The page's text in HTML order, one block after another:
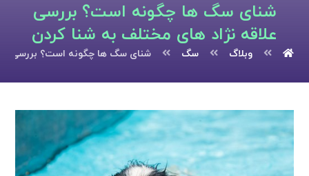
شنای سگ ها چگونه است؟ بررسی
علاقه نژاد های مختلف به شنا کردن
وبلاگ سگ شنای سگ ها چگونه است؟ بررسی